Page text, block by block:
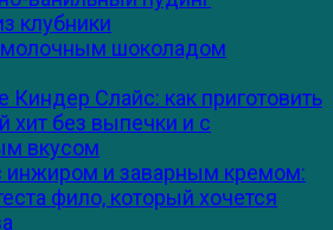
клубники
молочным шоколадом
Киндер Слайс: как приготовить
хит без выпечки и с
вкусом
инжиром и заварным кремом:
фило, который хочется